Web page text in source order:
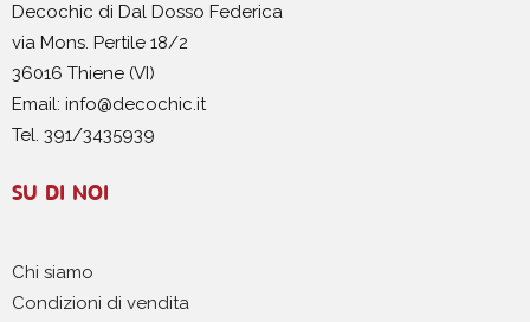
Decochic di Dal Dosso Federica
via Mons. Pertile 18/2
36016 Thiene (VI)
Email: info@decochic.it
Tel. 391/3435939
SU DI NOI
Chi siamo
Condizioni di vendita